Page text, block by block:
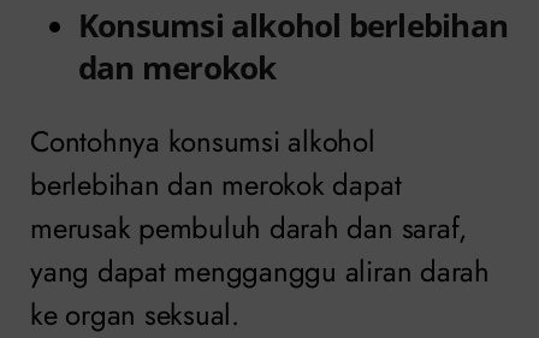
Konsumsi alkohol berlebihan
dan merokok
Contohnya konsumsi alkohol
berlebihan dan merokok dapat
merusak pembuluh darah dan saraf,
yang dapat mengganggu aliran darah
ke organ seksual.